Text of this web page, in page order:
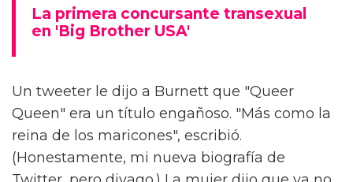
La primera concursante transexual
en 'Big Brother USA'
Un tweeter le dijo a Burnett que "Queer
Queen" era un título engañoso. "Más como la
reina de los maricones", escribió.
(Honestamente, mi nueva biografía de